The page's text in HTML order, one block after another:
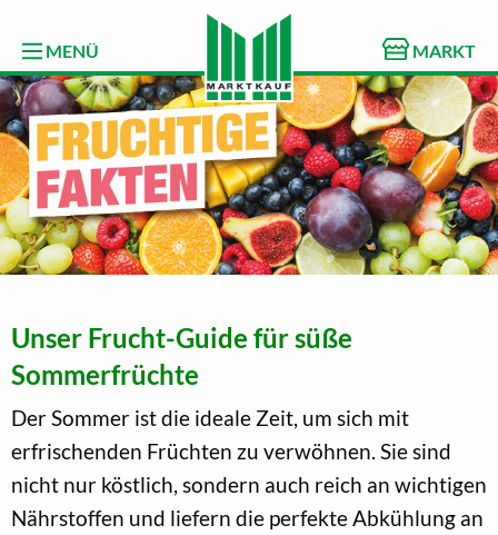
MENÜ MARKT
Unser Frucht-Guide für süße
Sommerfrüchte
Der Sommer ist die ideale Zeit, um sich mit
erfrischenden Früchten zu verwöhnen. Sie sind
nicht nur köstlich, sondern auch reich an wichtigen
Nährstoffen und liefern die perfekte Abkühlung an